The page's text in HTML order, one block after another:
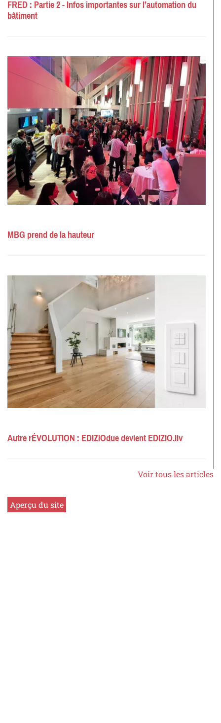
FRED : Partie 2 - Infos importantes sur l’automation du
bâtiment
MBG prend de la hauteur
Autre rÉVOLUTION : EDIZIOdue devient EDIZIO.liv
Voir tous les articles
Aperçu du site